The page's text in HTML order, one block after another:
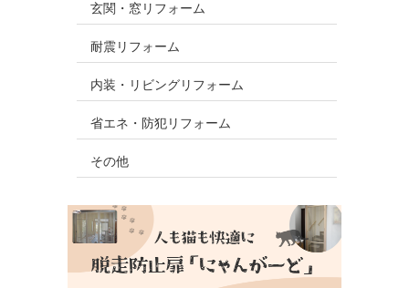
玄関・窓リフォーム
耐震リフォーム
内装・リビングリフォーム
省エネ・防犯リフォーム
その他